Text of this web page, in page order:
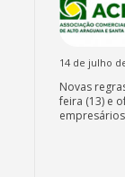
14 de julho
Novas
feira (13) e